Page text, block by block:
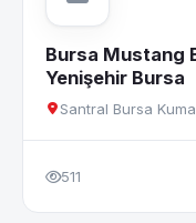
Bursa Mustang
Yenişehir Bursa
Santral Bursa
511